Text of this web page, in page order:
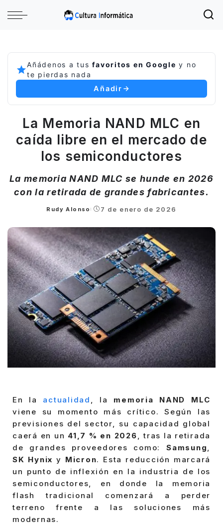
Añádenos a tusfavoritos en Google y no
te pierdas nada
Añadir
La Memoria NAND MLC en
caída libre en el mercado de
los semiconductores
La memoria NAND MLC se hunde en 2026
con la retirada de grandes fabricantes.
Posted
Rudy Alonso 7 de enero de 2026
En la actualidad , la memoria NAND MLC
viene su momento más crítico. Según las
previsiones del sector, su capacidad global
caerá en un 41,7 % en 2026, tras la retirada
de grandes proveedores como: Samsung,
SK Hynix y Micron. Esta reducción marcará
un punto de inflexión en la industria de los
semiconductores, en donde la memoria
flash tradicional comenzará a perder
terreno frente a las soluciones más
modernas.